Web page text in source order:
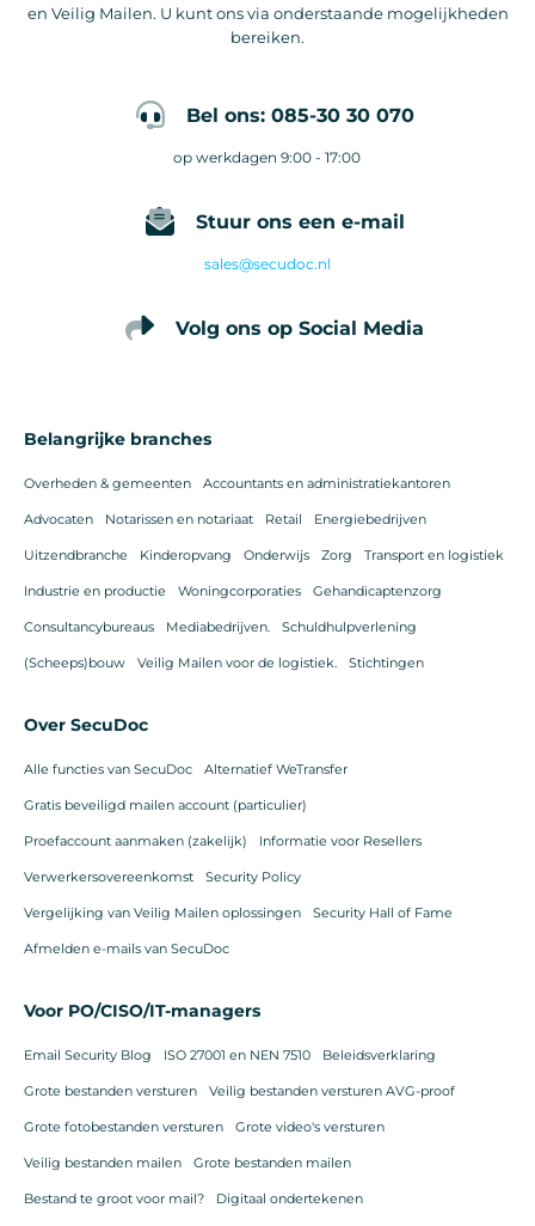
en Veilig Mailen. U kunt ons via onderstaande mogelijkheden
bereiken.
Bel ons: 085-30 30 070
op werkdagen 9:00 - 17:00
Stuur ons een e-mail
sales@secudoc.nl
Volg ons op Social Media
Belangrijke branches
Overheden & gemeenten Accountants en administratiekantoren
Advocaten Notarissen en notariaat Retail Energiebedrijven
Uitzendbranche Kinderopvang Onderwijs Zorg Transport en logistiek
Industrie en productie Woningcorporaties Gehandicaptenzorg
Consultancybureaus Mediabedrijven. Schuldhulpverlening
(Scheeps)bouw Veilig Mailen voor de logistiek. Stichtingen
Over SecuDoc
Alle functies van SecuDoc Alternatief WeTransfer
Gratis beveiligd mailen account (particulier)
Proefaccount aanmaken (zakelijk) Informatie voor Resellers
Verwerkersovereenkomst Security Policy
Vergelijking van Veilig Mailen oplossingen Security Hall of Fame
Afmelden e-mails van SecuDoc
Voor PO/CISO/IT-managers
Email Security Blog ISO 27001 en NEN 7510 Beleidsverklaring
Grote bestanden versturen Veilig bestanden versturen AVG-proof
Grote fotobestanden versturen Grote video's versturen
Veilig bestanden mailen Grote bestanden mailen
Bestand te groot voor mail? Digitaal ondertekenen